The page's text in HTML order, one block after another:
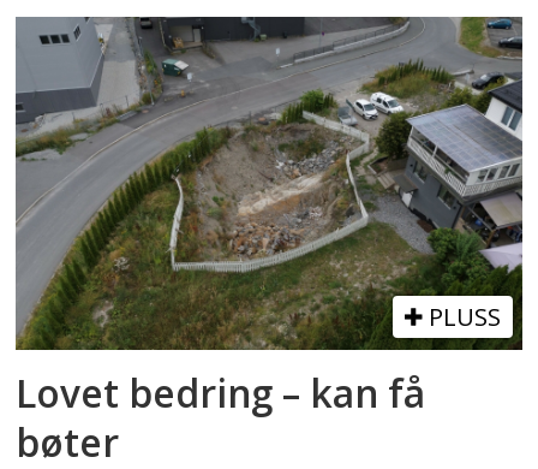
PLUSS
Lovet bedring – kan få
bøter